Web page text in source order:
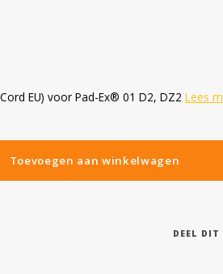
EU) voor Pad-Ex® 01 D2, DZ2 Lees
Toevoegen aan winkelwagen
DEEL DIT